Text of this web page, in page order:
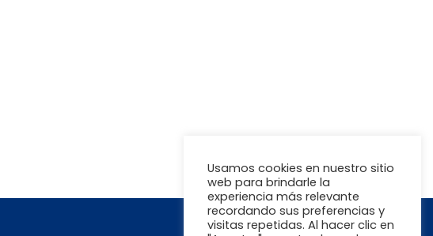
Usamos cookies en nuestro sitio
web para brindarle la
experiencia más relevante
recordando sus preferencias y
visitas repetidas. Al hacer clic en